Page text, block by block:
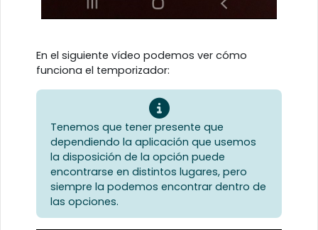
En el siguiente vídeo podemos ver cómo
funciona el temporizador:
Tenemos que tener presente que
dependiendo la aplicación que usemos
la disposición de la opción puede
encontrarse en distintos lugares, pero
siempre la podemos encontrar dentro de
las opciones.